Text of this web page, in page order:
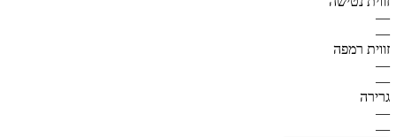
—
—
זווית רמפה
—
—
גרירה
—
—